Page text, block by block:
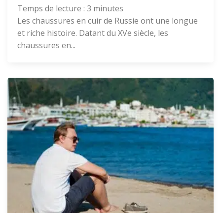
Temps de lecture : 3 minutes
Les chaussures en cuir de Russie ont une longue
et riche histoire. Datant du XVe siècle, les
chaussures en...